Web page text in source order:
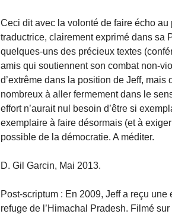
Ceci dit avec la volonté de faire écho
traductrice, clairement exprimé dans sa
quelques-uns des précieux textes
amis qui soutiennent son combat non-
d’extrême dans la position de Jeff,
nombreux à aller fermement dans le
effort n’aurait nul besoin d’être si
exemplaire à faire désormais (et à
possible de la démocratie. A méditer.
D. Gil Garcin, Mai 2013.
Post-scriptum : En 2009, Jeff a reçu
refuge de l’Himachal Pradesh. Filmé